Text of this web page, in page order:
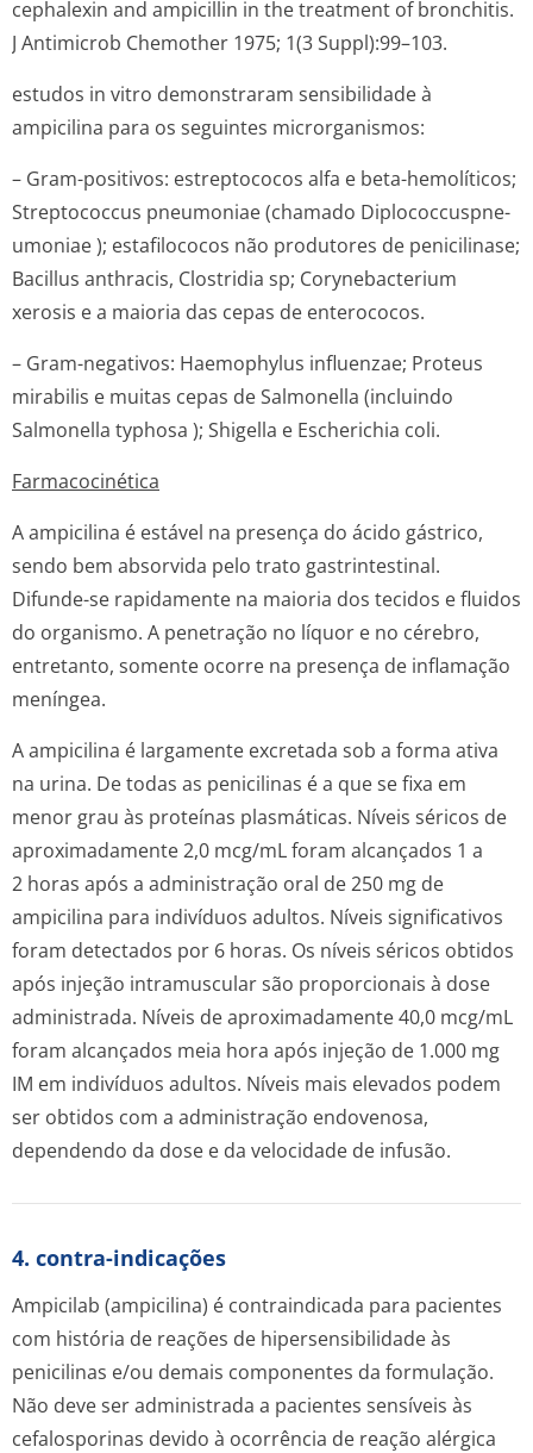
cephalexin and ampicillin in the treatment of bronchitis.
J Antimicrob Chemother 1975; 1(3 Suppl):99–103.
estudos in vitro demonstraram sensibilidade à
ampicilina para os seguintes microrganismos:
– Gram-positivos: estreptococos alfa e beta-hemolíticos;
Streptococcus pneumoniae(chamado Diplococcuspne­
umoniae); estafilococos não produtores de penicilinase;
Bacillus anthracis, Clostridia sp; Corynebacterium
xerosis e a maioria das cepas de enterococos.
– Gram-negativos: Haemophylus influenzae; Proteus
mirabilis e muitas cepas de Salmonella (incluindo
Salmonella typhosa ); Shigella e Escherichia coli.
Farmacocinética
A ampicilina é estável na presença do ácido gástrico,
sendo bem absorvida pelo trato gastrintestinal.
Difunde-se rapidamente na maioria dos tecidos e fluidos
do organismo. A penetração no líquor e no cérebro,
entretanto, somente ocorre na presença de inflamação
meníngea.
A ampicilina é largamente excretada sob a forma ativa
na urina. De todas as penicilinas é a que se fixa em
menor grau às proteínas plasmáticas. Níveis séricos de
aproximadamente 2,0 mcg/mL foram alcançados 1 a
2 horas após a administração oral de 250 mg de
ampicilina para indivíduos adultos. Níveis significativos
foram detectados por 6 horas. Os níveis séricos obtidos
após injeção intramuscular são proporcionais à dose
administrada. Níveis de aproximadamente 40,0 mcg/mL
foram alcançados meia hora após injeção de 1.000 mg
IM em indivíduos adultos. Níveis mais elevados podem
ser obtidos com a administração endovenosa,
dependendo da dose e da velocidade de infusão.
4. contra-indicações
Ampicilab (ampicilina) é contraindicada para pacientes
com história de reações de hipersensibilidade às
penicilinas e/ou demais componentes da formulação.
Não deve ser administrada a pacientes sensíveis às
cefalosporinas devido à ocorrência de reação alérgica